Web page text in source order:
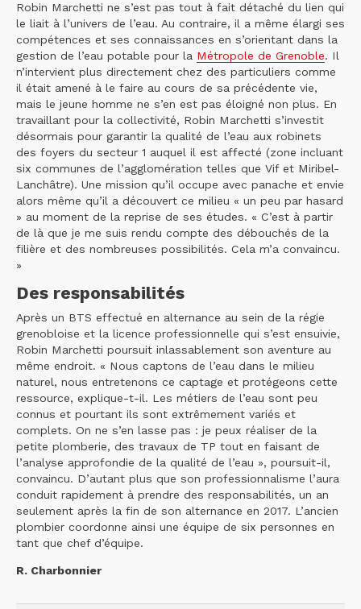
Robin Marchetti ne s’est pas tout à fait détaché du lien qui
le liait à l’univers de l’eau. Au contraire, il a même élargi ses
compétences et ses connaissances en s’orientant dans la
gestion de l’eau potable pour la Métropole de Grenoble. Il
n’intervient plus directement chez des particuliers comme
il était amené à le faire au cours de sa précédente vie,
mais le jeune homme ne s’en est pas éloigné non plus. En
travaillant pour la collectivité, Robin Marchetti s’investit
désormais pour garantir la qualité de l’eau aux robinets
des foyers du secteur 1 auquel il est affecté (zone incluant
six communes de l’agglomération telles que Vif et Miribel-
Lanchâtre). Une mission qu’il occupe avec panache et envie
alors même qu’il a découvert ce milieu « un peu par hasard
» au moment de la reprise de ses études. « C’est à partir
de là que je me suis rendu compte des débouchés de la
filière et des nombreuses possibilités. Cela m’a convaincu.
»
Des responsabilités
Après un BTS effectué en alternance au sein de la régie
grenobloise et la licence professionnelle qui s’est ensuivie,
Robin Marchetti poursuit inlassablement son aventure au
même endroit. « Nous captons de l’eau dans le milieu
naturel, nous entretenons ce captage et protégeons cette
ressource, explique-t-il. Les métiers de l’eau sont peu
connus et pourtant ils sont extrêmement variés et
complets. On ne s’en lasse pas : je peux réaliser de la
petite plomberie, des travaux de TP tout en faisant de
l’analyse approfondie de la qualité de l’eau », poursuit-il,
convaincu. D’autant plus que son professionnalisme l’aura
conduit rapidement à prendre des responsabilités, un an
seulement après la fin de son alternance en 2017. L’ancien
plombier coordonne ainsi une équipe de six personnes en
tant que chef d’équipe.
R. Charbonnier